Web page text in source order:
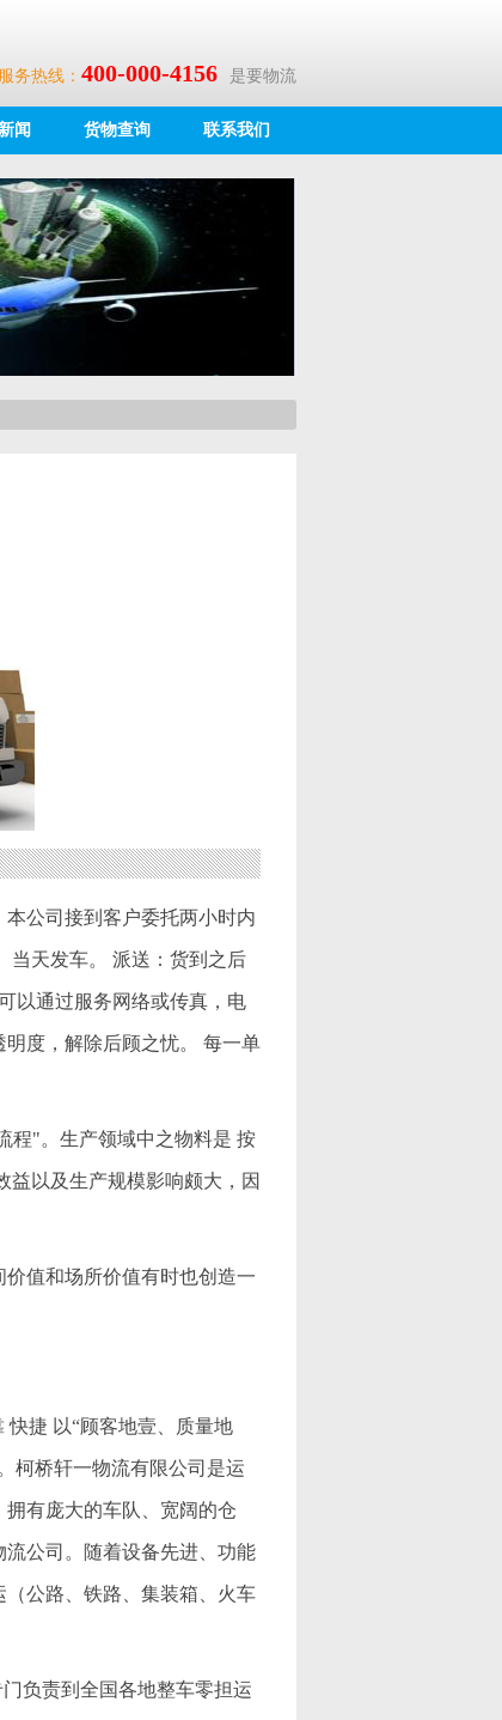
服务热线： 400-000-4156 是要物流
闻 货物查询 联系我们
公司接到客户委托两小时内
当天发车。 派送：货到之后
以通过服务网络或传真，电
度，解除后顾之忧。 每一单
程"。生产领域中之物料是 按
益以及生产规模影响颇大，因
值和场所价值有时也创造一
快捷 以“顾客地壹、质量地
柯桥轩一物流有限公司是运
有庞大的车队、宽阔的仓
公司。随着设备先进、功能
公路、铁路、集装箱、火车
负责到全国各地整车零担运